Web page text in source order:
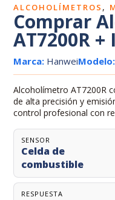
ALCOHOLÍMETROS ,
Comprar
AT7200R
Marca: HanweiModelo:
Alcoholímetro AT7200R
de alta precisión y
control profesional con
SENSOR
Celda de
combustible
RESPUESTA